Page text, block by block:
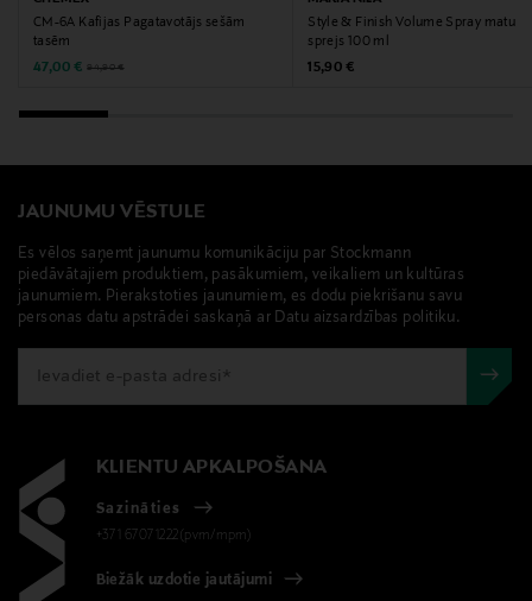
svaiga elpa, veselīgas smaganas, zobu stiprināšana,
CM-6A Kafijas Pagatavotājs sešām
tasēm
Discounted Price
47,00 € Original Price
94,90 €
Style & Finish Volume Spray matu
sprejs 100 ml
Original Price
15,90 €
JAUNUMU VĒSTULE
Es vēlos saņemt jaunumu komunikāciju par Stockmann
piedāvātajiem produktiem, pasākumiem, veikaliem un kultūras
jaunumiem. Pierakstoties jaunumiem, es dodu piekrišanu savu
personas datu apstrādei saskaņā ar Datu aizsardzības politiku.
KLIENTU APKALPOŠANA
Sazināties
+371 67071222(pvm/mpm)
Biežāk uzdotie jautājumi